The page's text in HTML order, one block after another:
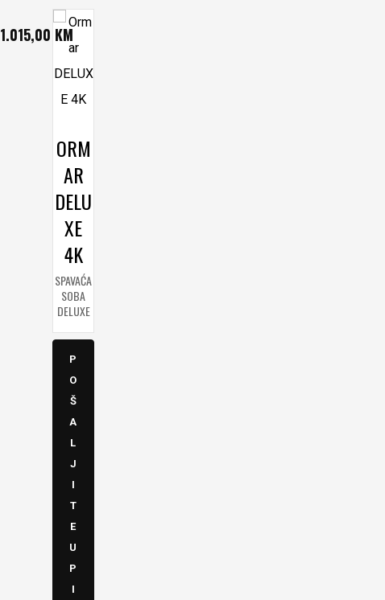
ORM
AR
DELU
XE
4K
SPAVAĆA
SOBA
DELUXE
1.015,00 KM
P
O
Š
A
L
J
I
T
E
U
P
I